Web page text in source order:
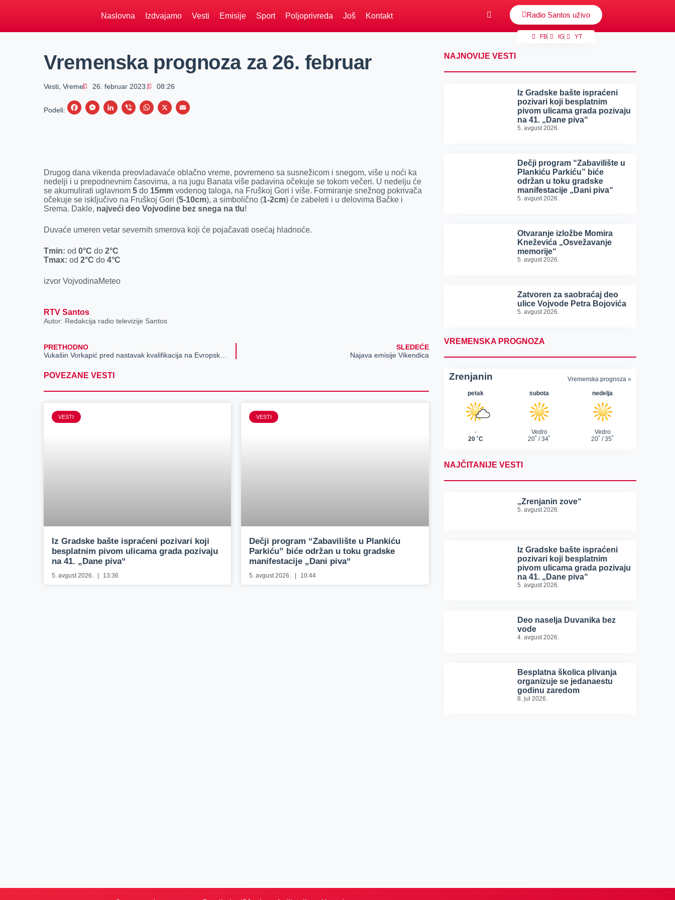
Naslovna Izdvajamo Vesti Emisije Sport Poljoprivreda Još Kontakt Radio Santos uživo
FB IG YT
Vremenska prognoza za 26. februar
Vesti ,Vreme 26. februar 2023. 08:26
Podeli:
F
o
o
k
M
n
g
e
L
d
I
n
V
W
A
p
p
X
Drugog dana vikenda preovladavaće oblačno vreme, povremeno sa susnežicom i snegom, više u noći ka
nedelji i u prepodnevnim časovima, a na jugu Banata više padavina očekuje se tokom večeri. U nedelju će
se akumulirati uglavnom5 do 15mm vodenog taloga, na Fruškoj Gori i više. Formiranje snežnog pokrivača
očekuje se isključivo na Fruškoj Gori (5-10cm), a simbolično (1-2cm) će zabeleti i u delovima Bačke i
Srema. Dakle, najveći deo Vojvodine bez snega na tlu!
Duvaće umeren vetar severnih smerova koji će pojačavati osećaj hladnoće.
Tmin: od 0°C do2°C
Tmax:od2°C do4°C
izvor VojvodinaMeteo
RTV Santos
Autor: Redakcija radio televizije Santos
PRETHODNO
SLEDEĆE
Najava emisije Vikendica
POVEZANE VESTI
VESTI
Iz Gradske bašte ispraćeni pozivari koji
besplatnim pivom ulicama grada pozivaju
na 41. „Dane piva“
5. avgust 2026. 13:36
VESTI
Dečji program “Zabavilište u Plankiću
Parkiću” biće održan u toku gradske
manifestacije „Dani piva“
5. avgust 2026. 10:44
NAJNOVIJE VESTI
Iz Gradske bašte ispraćeni
pozivari koji besplatnim
pivom ulicama grada pozivaju
na 41. „Dane piva“
5. avgust 2026.
Dečji program “Zabavilište u
Plankiću Parkiću” biće
održan u toku gradske
manifestacije „Dani piva“
5. avgust 2026.
Otvaranje izložbe Momira
Kneževića „Osvežavanje
memorije“
5. avgust 2026.
Zatvoren za saobraćaj deo
ulice Vojvode Petra Bojovića
5. avgust 2026.
VREMENSKA PROGNOZA
NAJČITANIJE VESTI
„Zrenjanin zove“
5. avgust 2026.
Iz Gradske bašte ispraćeni
pozivari koji besplatnim
pivom ulicama grada pozivaju
na 41. „Dane piva“
5. avgust 2026.
Deo naselja Duvanika bez
vode
4. avgust 2026.
Besplatna školica plivanja
organizuje se jedanaestu
godinu zaredom
8. jul 2026.